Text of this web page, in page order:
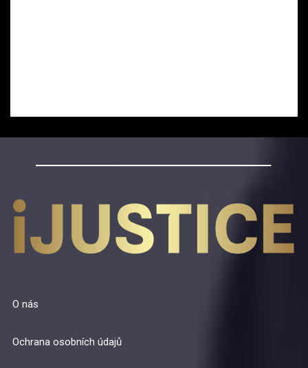
O nás
Ochrana osobních údajů